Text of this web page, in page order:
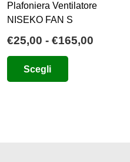
Plafoniera Ventilatore
NISEKO FAN S
€25,00 - €165,00Fascia
Scegli